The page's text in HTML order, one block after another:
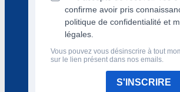
confirme avoir pris
politique de confidentialité et
légales.
Vous pouvez vous désinscrire à tout
sur le lien présent dans nos emails.
S'INSCRIRE